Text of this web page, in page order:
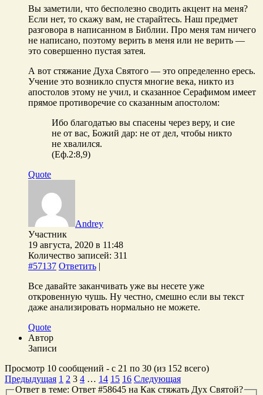
Вы заметили, что бесполезно сводить акцент на меня?
Если нет, то скажу вам, не старайтесь. Наш предмет
разговора в написанном в Библии. Про меня там ничего
не написано, поэтому верить в меня или не верить —
это совершенно пустая затея.
А вот стяжание Духа Святого — это определенно ересь.
Учение это возникло спустя многие века, никто из
апостолов этому не учил, и сказанное Серафимом имеет
прямое противоречие со сказанным апостолом:
Ибо благодатью вы спасены через веру, и сие
не от вас, Божий дар: не от дел, чтобы никто
не хвалился.
(Еф.2:8,9)
Quote
Andrey
Участник
19 августа, 2020 в 11:48
Количество записей: 311
#57137 Ответить |
Все давайте заканчивать уже вы несете уже
откровенную чушь. Ну честно, смешно если вы текст
даже анализировать нормально не можете.
Quote
Автор
Записи
Просмотр 10 сообщений - с 21 по 30 (из 152 всего)
Предыдущая 1 2 3 4 … 14 15 16 Следующая
Ответ в теме: Ответ #58645 на Как стяжать Дух Святой?